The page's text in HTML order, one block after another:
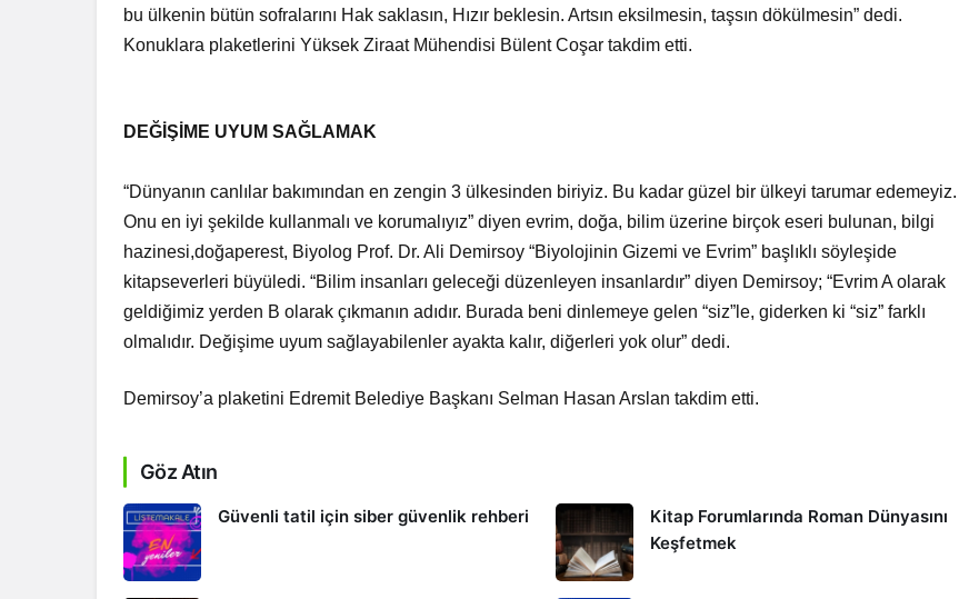
bu ülkenin bütün sofralarını Hak saklasın, Hızır beklesin. Artsın eksilmesin, taşsın dökülmesin” dedi.
Konuklara plaketlerini Yüksek Ziraat Mühendisi Bülent Coşar takdim etti.
DEĞİŞİME UYUM SAĞLAMAK
“Dünyanın canlılar bakımından en zengin 3 ülkesinden biriyiz. Bu kadar güzel bir ülkeyi tarumar edemeyiz.
Onu en iyi şekilde kullanmalı ve korumalıyız” diyen evrim, doğa, bilim üzerine birçok eseri bulunan, bilgi
hazinesi,doğaperest, Biyolog Prof. Dr. Ali Demirsoy “Biyolojinin Gizemi ve Evrim” başlıklı söyleşide
kitapseverleri büyüledi. “Bilim insanları geleceği düzenleyen insanlardır” diyen Demirsoy; “Evrim A olarak
geldiğimiz yerden B olarak çıkmanın adıdır. Burada beni dinlemeye gelen “siz”le, giderken ki “siz” farklı
olmalıdır. Değişime uyum sağlayabilenler ayakta kalır, diğerleri yok olur” dedi.
Demirsoy’a plaketini Edremit Belediye Başkanı Selman Hasan Arslan takdim etti.
Göz Atın
Güvenli tatil için siber güvenlik rehberi
Kitap Forumlarında Roman Dünyasını
Keşfetmek